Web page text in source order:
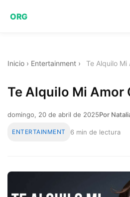
ORG
Inicio › Entertainment › Te Alquilo Mi
Te Alquilo Mi Amor
domingo, 20 de abril de 2025Por
ENTERTAINMENT 6 min de lectura